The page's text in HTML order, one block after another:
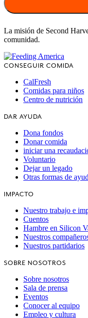
La misión de Second
comunidad.
CONSEGUIR COMIDA
CalFresh
Comidas para niños
Centro de nutrición
DAR AYUDA
Dona fondos
Donar comida
iniciar una
Voluntario
Dejar un legado
Otras formas de
IMPACTO
Nuestro trabajo e
Cuentos
Hambre en Silicon
Nuestros
Nuestros partidarios
SOBRE NOSOTROS
Sobre nosotros
Sala de prensa
Eventos
Conocer al equipo
Empleo y cultura